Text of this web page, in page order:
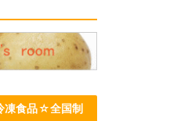
凍食品☆全国制